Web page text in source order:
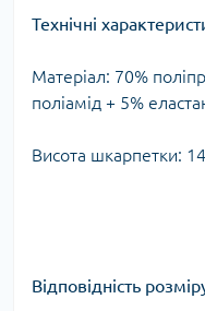
Технічні
Матеріал: 70%
поліамід + 5%
Висота шкарпетки:
Відповідність